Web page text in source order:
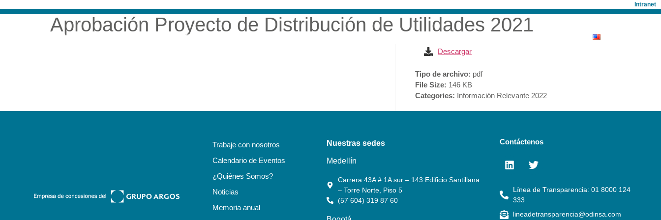
Intranet
NUESTRA EMPRESA
Aprobación Proyecto de Distribución de Utilidades 2021
Descargar
Tipo de archivo: pdf
File Size: 146 KB
Categories: Información Relevante 2022
Trabaje con nosotros
Calendario de Eventos
¿Quiénes Somos?
Noticias
Memoria anual
Nuestras sedes
Medellín
Carrera 43A # 1A sur – 143 Edificio Santillana
– Torre Norte, Piso 5
(57 604) 319 87 60
Contáctenos
Línea de Transparencia: 01 8000 124
333
lineadetransparencia@odinsa.com